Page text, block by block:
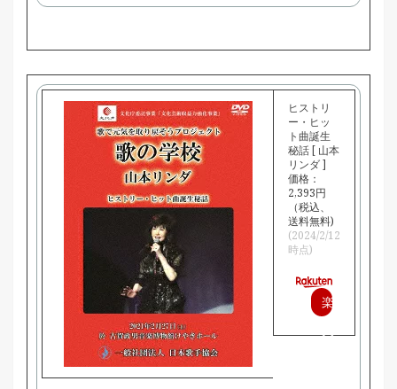
ヒストリ
ー・ヒッ
ト曲誕生
秘話 [ 山本
リンダ ]
価格：
2,393円
（税込、
送料無料)
(2024/2/12
時点)
楽